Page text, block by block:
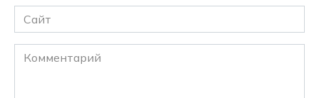
Сайт
Комментарий